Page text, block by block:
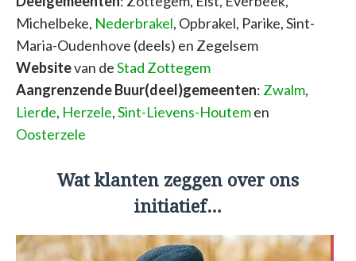
Michelbeke, Nederbrakel, Opbrakel, Parike, Sint-
Maria-Oudenhove (deels) en Zegelsem
Websitevan deStad Zottegem
Aangrenzende Buur(deel)gemeenten: Zwalm,
Lierde, Herzele,Sint-Lievens-Houtemen
Oosterzele
Wat klanten zeggen over ons
initiatief…